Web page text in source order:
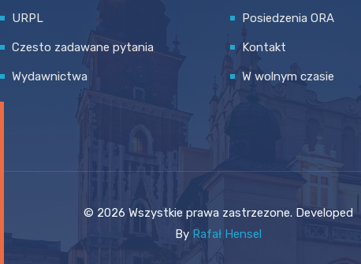
URPL
Czesto zadawane pytania
Wydawnictwa
Posiedzenia ORA
Kontakt
W wolnym czasie
© 2026 Wszystkie prawa zastrzezone. Developed
By Rafał Hensel